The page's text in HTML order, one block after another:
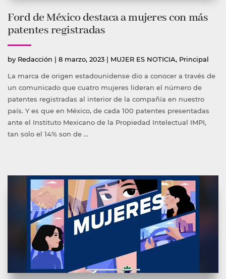
Ford de México destaca a mujeres con más
patentes registradas
by Publicado
Redacción | 8 marzo, 2023 | Publicada
MUJER ES NOTICIA, Principal
La marca de origen estadounidense dio a conocer a través de
un comunicado que cuatro mujeres lideran el número de
patentes registradas al interior de la compañía en nuestro
país. Y es que en México, de cada 100 patentes presentadas
ante el Instituto Mexicano de la Propiedad Intelectual IMPI,
tan solo el 14% son de …